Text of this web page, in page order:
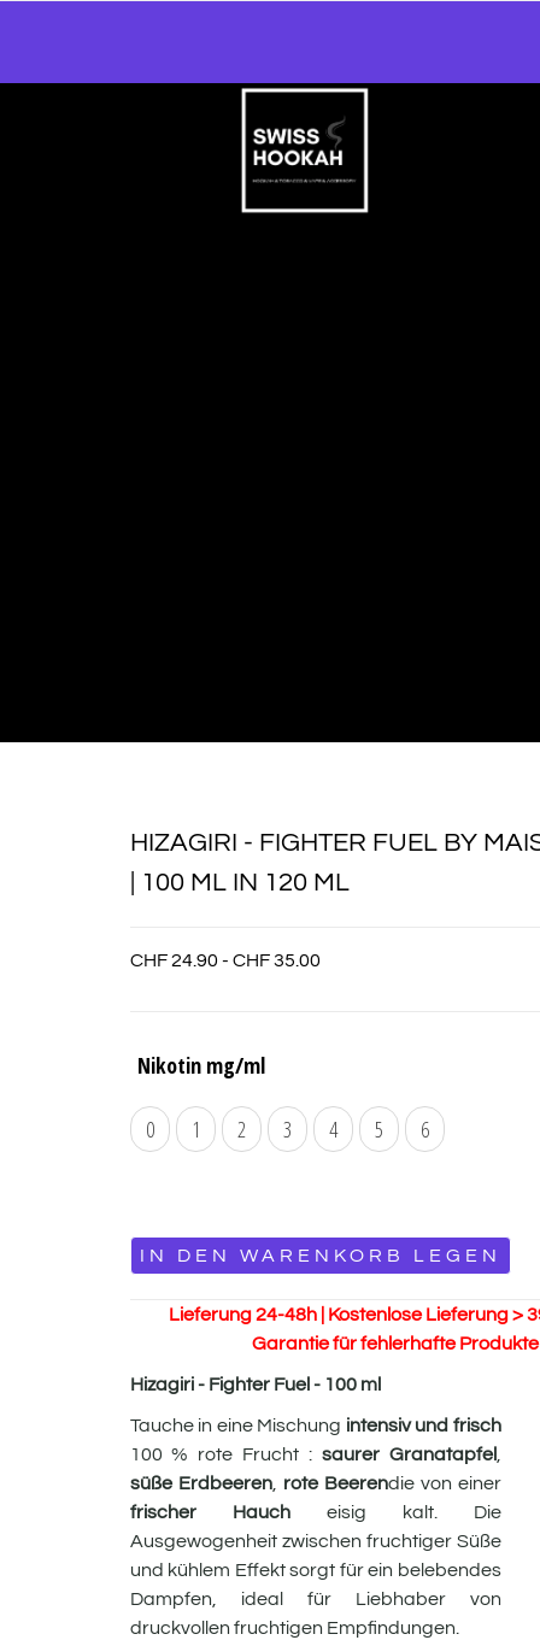
HIZAGIRI - FIGHTER FUEL BY
| 100 ML IN 120 ML
CHF24.90 - CHF35.00
Nikotin mg/ml
0 1 2 3 4 5 6
IN DEN WARENKORB LEGEN
Lieferung 24-48h | Kostenlose Lieferung >
Garantie für fehlerhafte Produkte
Hizagiri - Fighter Fuel - 100 ml
Tauche in eine Mischung intensiv und frisch
100 % rote Frucht : saurer Granatapfel
süße Erdbeeren, rote Beerendie von einer
frischer Haucheisig kalt. Die
Ausgewogenheit zwischen fruchtiger Süße
und kühlem Effekt sorgt für ein belebendes
Dampfen, ideal für Liebhaber von
druckvollen fruchtigen Empfindungen.